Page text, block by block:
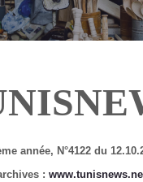
année, N°4122 du
: